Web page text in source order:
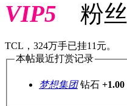
VIP5 粉丝
TCL，324万手已挂11元。
本帖最近打赏记录
梦想集团 钻石 +1.00